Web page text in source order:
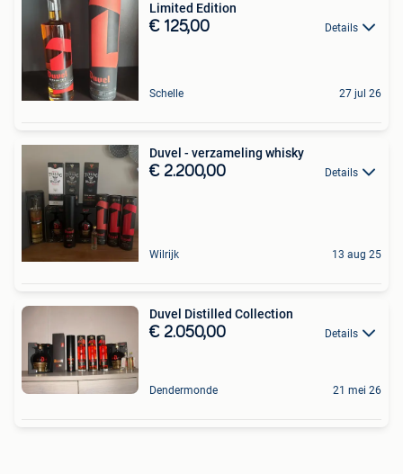
Limited Edition
€ 125,00 Details
Schelle 27 jul 26
Duvel - verzameling whisky
€ 2.200,00 Details
Wilrijk 13 aug 25
Duvel Distilled Collection
€ 2.050,00 Details
Dendermonde 21 mei 26